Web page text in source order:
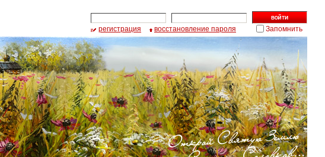
регистрация восстановление пароля Запомнить